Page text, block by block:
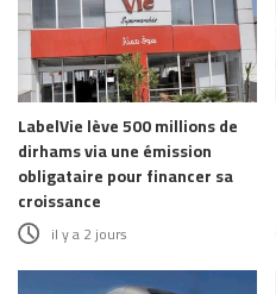
LabelVie lève 500 millions de
dirhams via une émission
obligataire pour financer sa
croissance
il y a 2 jours